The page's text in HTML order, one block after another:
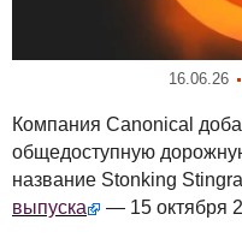
16.06.26
Компания Canonical
общедоступную
название Stonking
выпуска
— 15 октября